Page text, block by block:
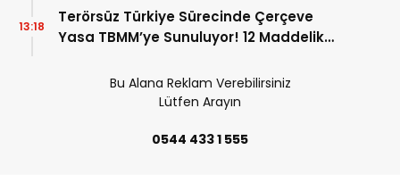
Terörsüz Türkiye Sürecinde Çerçeve
Yasa TBMM’ye Sunuluyor! 12 Maddelik
13:18
Bu Alana Reklam Verebilirsiniz
Lütfen Arayın
0544 433 1 555